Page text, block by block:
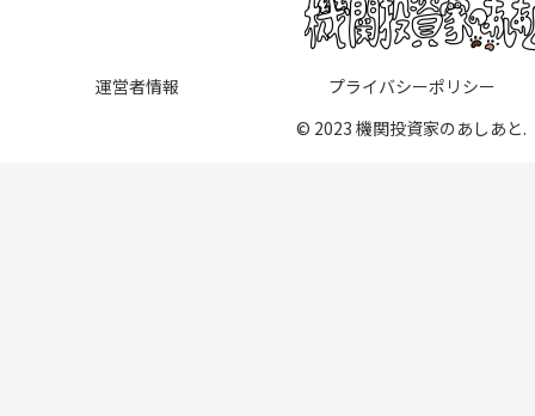
運営者情報
プライバシーポリシー
© 2023 機関投資家のあしあと.